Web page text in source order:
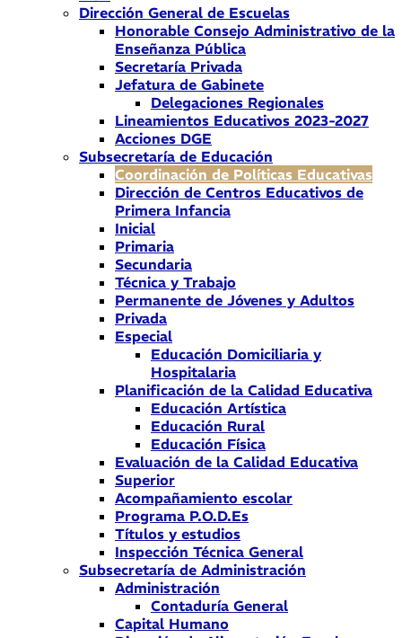
Dirección General de Escuelas
Honorable Consejo Administrativo de la
Enseñanza Pública
Secretaría Privada
Jefatura de Gabinete
Delegaciones Regionales
Lineamientos Educativos 2023-2027
Acciones DGE
Subsecretaría de Educación
Coordinación de Políticas Educativas
Dirección de Centros Educativos de
Primera Infancia
Inicial
Primaria
Secundaria
Técnica y Trabajo
Permanente de Jóvenes y Adultos
Privada
Especial
Educación Domiciliaria y
Hospitalaria
Planificación de la Calidad Educativa
Educación Artística
Educación Rural
Educación Física
Evaluación de la Calidad Educativa
Superior
Acompañamiento escolar
Programa P.O.D.Es
Títulos y estudios
Inspección Técnica General
Subsecretaría de Administración
Administración
Contaduría General
Capital Humano